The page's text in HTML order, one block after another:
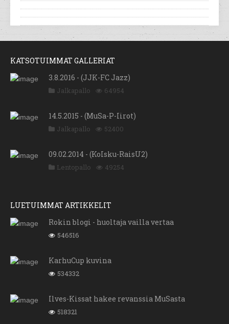
KATSOTUIMMAT GALLERIAT
3.8.2016 - (JJK-FC Jazz)
Jalkapallo 64954
14.5.2015 - (MuSa-P-Iirot)
Jalkapallo 52400
09.02.2014 - (KoIsku-RaisU2)
Lentopallo 49254
LUETUIMMAT ARTIKKELIT
Rokin blogi - huoltaja vailla vertaa
546516
KarhuCup kuvina
534332
Ilves-Kissat hakee revanssia MuSasta
518321